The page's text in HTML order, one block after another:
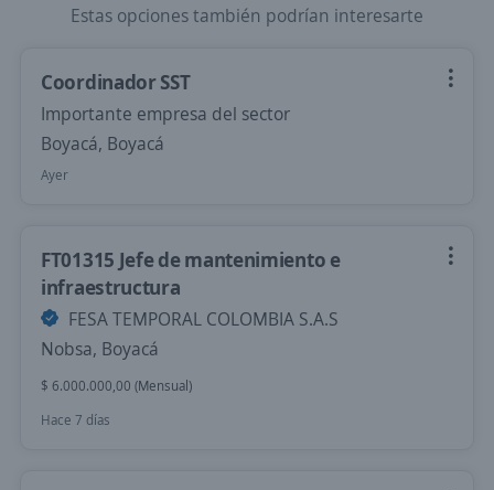
Estas opciones también podrían interesarte
Coordinador SST
Importante empresa del sector
Boyacá, Boyacá
Ayer
FT01315 Jefe de mantenimiento e
infraestructura
FESA TEMPORAL COLOMBIA S.A.S
Nobsa, Boyacá
$ 6.000.000,00 (Mensual)
Hace 7 días